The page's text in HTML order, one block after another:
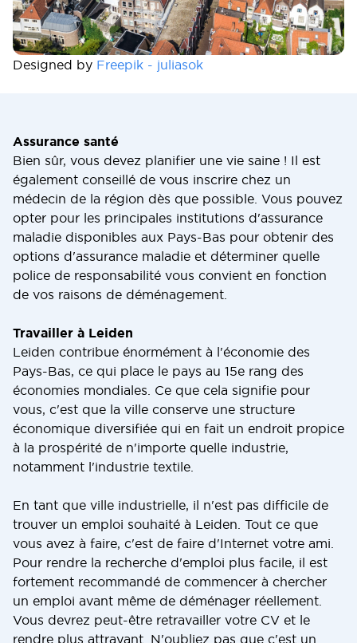
Designed by Freepik - juliasok
Assurance santé
Bien sûr, vous devez planifier une vie saine ! Il est
également conseillé de vous inscrire chez un
médecin de la région dès que possible. Vous pouvez
opter pour les principales institutions d'assurance
maladie disponibles aux Pays-Bas pour obtenir des
options d'assurance maladie et déterminer quelle
police de responsabilité vous convient en fonction
de vos raisons de déménagement.
Travailler à Leiden
Leiden contribue énormément à l'économie des
Pays-Bas, ce qui place le pays au 15e rang des
économies mondiales. Ce que cela signifie pour
vous, c'est que la ville conserve une structure
économique diversifiée qui en fait un endroit propice
à la prospérité de n'importe quelle industrie,
notamment l'industrie textile.
En tant que ville industrielle, il n'est pas difficile de
trouver un emploi souhaité à Leiden. Tout ce que
vous avez à faire, c'est de faire d'Internet votre ami.
Pour rendre la recherche d'emploi plus facile, il est
fortement recommandé de commencer à chercher
un emploi avant même de déménager réellement.
Vous devrez peut-être retravailler votre CV et le
rendre plus attrayant. N'oubliez pas que c'est un